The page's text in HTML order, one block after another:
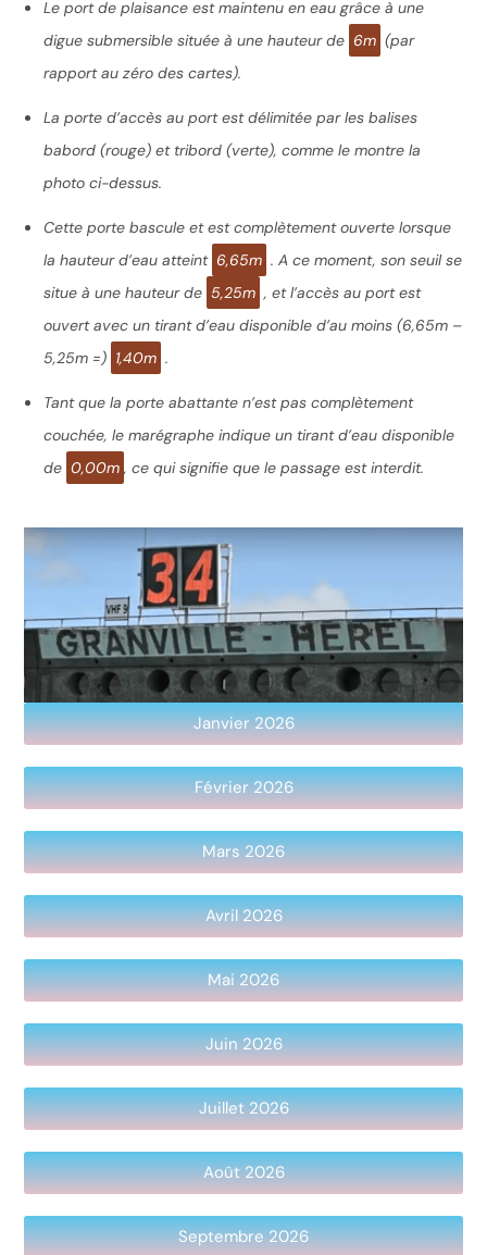
Le port de plaisance est maintenu en eau grâce à une
digue submersible située à une hauteur de 6m (par
rapport au zéro des cartes).
La porte d’accès au port est délimitée par les balises
babord (rouge) et tribord (verte), comme le montre la
photo ci-dessus.
Cette porte bascule et est complètement ouverte lorsque
la hauteur d’eau atteint 6,65m . A ce moment, son seuil se
situe à une hauteur de 5,25m , et l’accès au port est
ouvert avec un tirant d’eau disponible d’au moins (6,65m –
5,25m =) 1,40m .
Tant que la porte abattante n’est pas complètement
couchée, le marégraphe indique un tirant d’eau disponible
de 0,00m , ce qui signifie que le passage est interdit.
Janvier 2026
Février 2026
Mars 2026
Avril 2026
Mai 2026
Juin 2026
Juillet 2026
Août 2026
Septembre 2026